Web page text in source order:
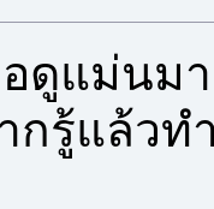
ดูแม่นม
กรู้แล้วท